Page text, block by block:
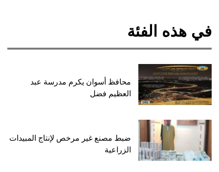
في هذه الفئة
محافظ أسوان يكرم مدرسة عبد
العظيم فضل
ضبط مصنع غير مرخص لإنتاج المبيدات
الزراعية